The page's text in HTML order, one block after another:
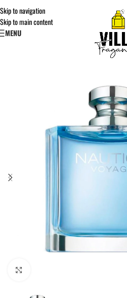
Skip to navigation
Skip to main content
MENU